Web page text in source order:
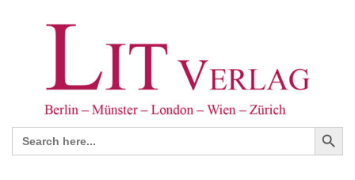
Search
for:
Search Button